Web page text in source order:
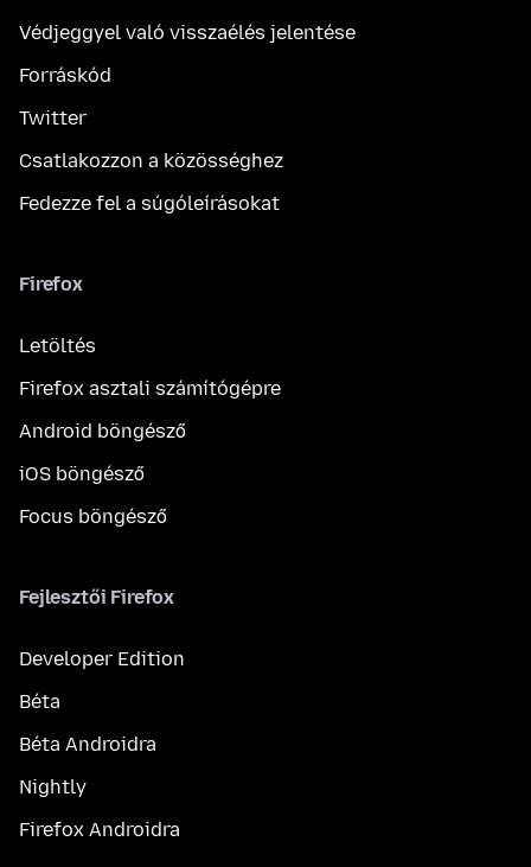
Védjeggyel való visszaélés jelentése
Forráskód
Twitter
Csatlakozzon a közösséghez
Fedezze fel a súgóleírásokat
Firefox
Letöltés
Firefox asztali számítógépre
Android böngésző
iOS böngésző
Focus böngésző
Fejlesztői Firefox
Developer Edition
Béta
Béta Androidra
Nightly
Firefox Androidra